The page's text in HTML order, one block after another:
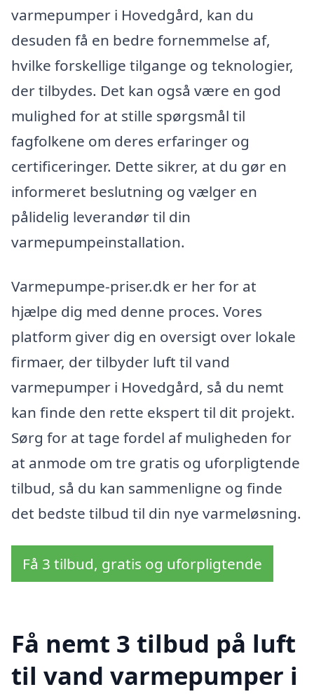
varmepumper i Hovedgård, kan du
desuden få en bedre fornemmelse af,
hvilke forskellige tilgange og teknologier,
der tilbydes. Det kan også være en god
mulighed for at stille spørgsmål til
fagfolkene om deres erfaringer og
certificeringer. Dette sikrer, at du gør en
informeret beslutning og vælger en
pålidelig leverandør til din
varmepumpeinstallation.
Varmepumpe-priser.dk er her for at
hjælpe dig med denne proces. Vores
platform giver dig en oversigt over lokale
firmaer, der tilbyder luft til vand
varmepumper i Hovedgård, så du nemt
kan finde den rette ekspert til dit projekt.
Sørg for at tage fordel af muligheden for
at anmode om tre gratis og uforpligtende
tilbud, så du kan sammenligne og finde
det bedste tilbud til din nye varmeløsning.
Få 3 tilbud, gratis og uforpligtende
Få nemt 3 tilbud på luft
til vand varmepumper i